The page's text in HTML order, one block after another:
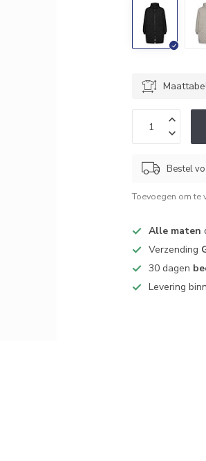
Bestel
Toevoegen om te
Alle maten
Verzending
30 dagen
Levering